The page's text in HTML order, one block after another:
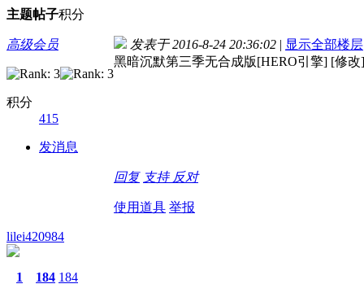
主题帖子积分
高级会员
积分
415
发消息
发表于 2016-8-24 20:36:02 | 显示全部楼层
黑暗沉默第三季无合成版[HERO引擎] [修改]
回复 支持 反对
使用道具 举报
lilei420984
1 184 184